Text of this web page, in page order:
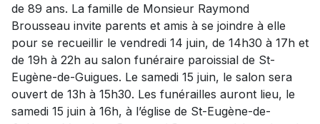
de 89 ans. La famille de Monsieur Raymond
Brousseau invite parents et amis à se joindre à elle
pour se recueillir le vendredi 14 juin, de 14h30 à 17h et
de 19h à 22h au salon funéraire paroissial de St-
Eugène-de-Guigues. Le samedi 15 juin, le salon sera
ouvert de 13h à 15h30. Les funérailles auront lieu, le
samedi 15 juin à 16h, à l’église de St-Eugène-de-